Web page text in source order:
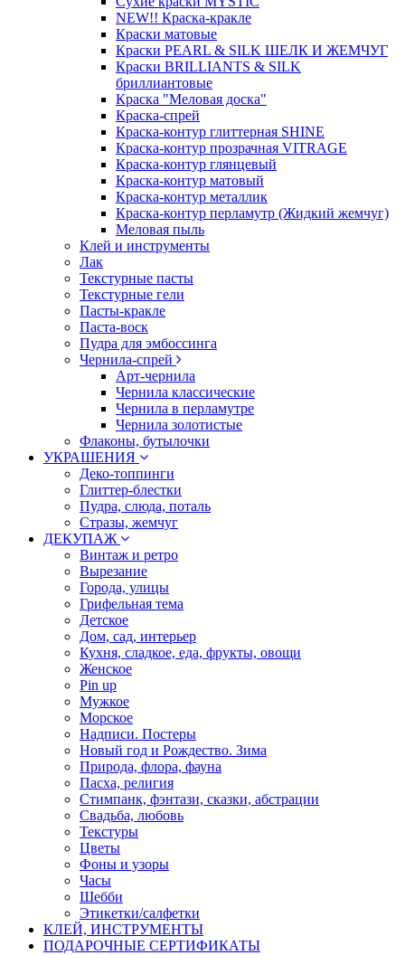
NEW!! Краска-кракле
Краски матовые
Краски PEARL & SILK ШЕЛК И ЖЕМЧУГ
Краски BRILLIANTS & SILK
бриллиантовые
Краска "Меловая доска"
Краска-спрей
Краска-контур глиттерная SHINE
Краска-контур прозрачная VITRAGE
Краска-контур глянцевый
Краска-контур матовый
Краска-контур металлик
Краска-контур перламутр (Жидкий жемчуг)
Меловая пыль
Клей и инструменты
Лак
Текстурные пасты
Текстурные гели
Пасты-кракле
Паста-воск
Пудра для эмбоссинга
Чернила-спрей
Арт-чернила
Чернила классические
Чернила в перламутре
Чернила золотистые
Флаконы, бутылочки
УКРАШЕНИЯ
Деко-топпинги
Глиттер-блестки
Пудра, слюда, поталь
Стразы, жемчуг
ДЕКУПАЖ
Винтаж и ретро
Вырезание
Города, улицы
Грифельная тема
Детское
Дом, сад, интерьер
Кухня, сладкое, еда, фрукты, овощи
Женское
Pin up
Мужкое
Морское
Надписи. Постеры
Новый год и Рождество. Зима
Природа, флора, фауна
Пасха, религия
Стимпанк, фэнтази, сказки, абстрации
Свадьба, любовь
Текстуры
Цветы
Фоны и узоры
Часы
Шебби
Этикетки/салфетки
КЛЕЙ, ИНСТРУМЕНТЫ
ПОДАРОЧНЫЕ СЕРТИФИКАТЫ